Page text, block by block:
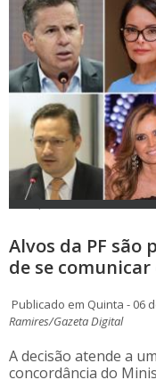
Alvos da PF são
de se
Publicado em Quinta - 06
Ramires/Gazeta Digital
A decisão atende a
concordância do